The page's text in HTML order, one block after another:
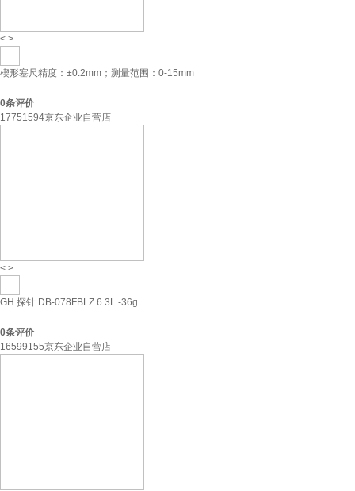
< >
楔形塞尺精度：±0.2mm；测量范围：0-15mm
0条评价
17751594京东企业自营店
< >
GH 探针 DB-078FBLZ 6.3L -36g
0条评价
16599155京东企业自营店